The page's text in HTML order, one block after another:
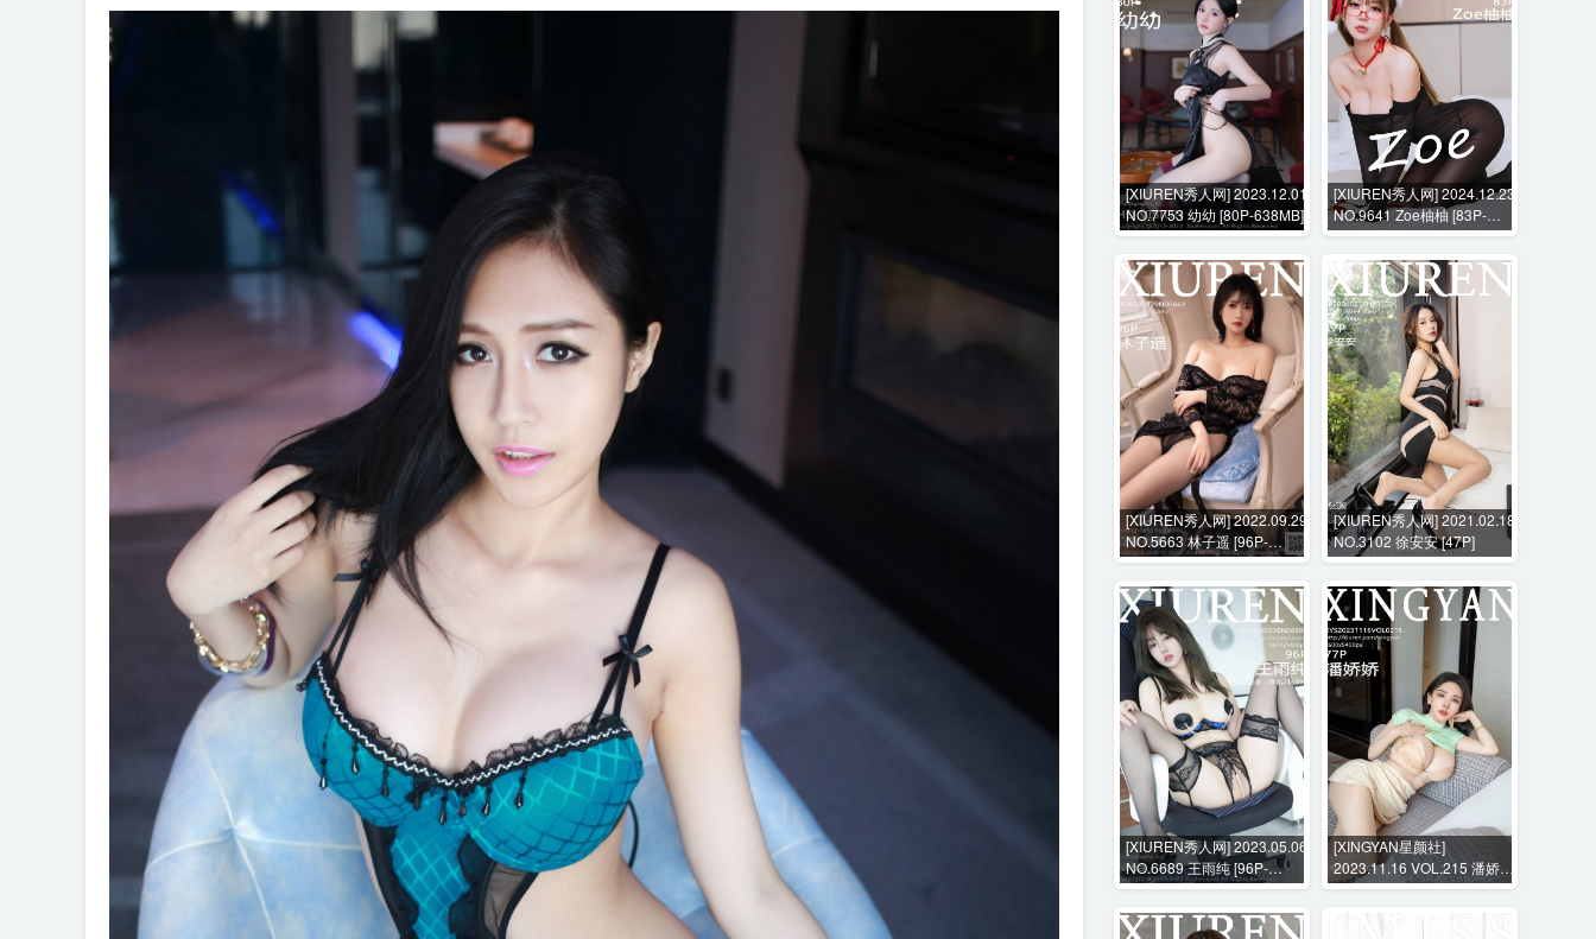
[XIUREN秀人网] 2023.12.01
NO.7753 幼幼 [80P-638MB]
[XIUREN秀人网] 2024.12.23
NO.9641 Zoe柚柚 [83P-
828MB]
[XIUREN秀人网] 2022.09.29
NO.5663 林子遥 [96P-
743MB]
[XIUREN秀人网] 2021.02.18
NO.3102 徐安安 [47P]
[XIUREN秀人网] 2023.05.06
NO.6689 王雨纯 [96P-
900MB]
[XINGYAN星颜社]
2023.11.16 VOL.215 潘娇娇
[77P-789MB]